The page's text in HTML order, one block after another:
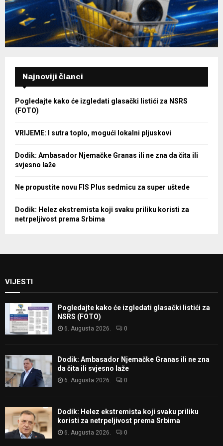
Najnoviji članci
Pogledajte kako će izgledati glasački listići za NSRS
(FOTO)
VRIJEME: I sutra toplo, mogući lokalni pljuskovi
Dodik: Ambasador Njemačke Granas ili ne zna da čita ili
svjesno laže
Ne propustite novu FIS Plus sedmicu za super uštede
Dodik: Helez ekstremista koji svaku priliku koristi za
netrpeljivost prema Srbima
VIJESTI
Pogledajte kako će izgledati glasački listići za
NSRS (FOTO)
6. Augusta 2026. 0
Dodik: Ambasador Njemačke Granas ili ne zna
da čita ili svjesno laže
6. Augusta 2026. 0
Dodik: Helez ekstremista koji svaku priliku
koristi za netrpeljivost prema Srbima
6. Augusta 2026. 0